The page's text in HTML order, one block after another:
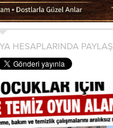
HESAPLARINDA PAYLAŞ